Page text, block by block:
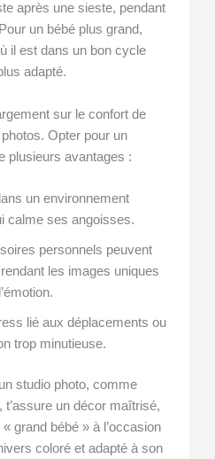
après une sieste, pendant
un bébé plus grand,
il est dans un bon cycle
adapté.
sur le confort de
Opter pour un
plusieurs avantages :
un environnement
calme ses angoisses.
personnels peuvent
les images uniques
lié aux déplacements ou
trop minutieuse.
studio photo, comme
, t’assure un décor maîtrisé,
grand bébé » à l’occasion
coloré et adapté à son